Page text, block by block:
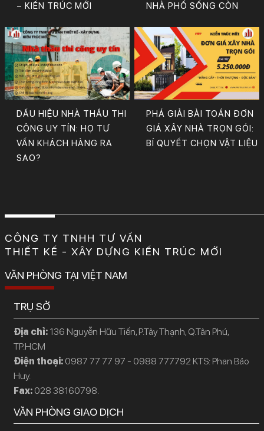
– KIẾN TRÚC MỚI
NHÀ PHỐ SỐNG CÒN
DẤU HIỆU NHÀ THẦU THI
CÔNG UY TÍN: HỌ TƯ
VẤN KHÁCH HÀNG RA
SAO?
PHÁ GIẢI BÀI TOÁN ĐƠN
GIÁ XÂY NHÀ TRỌN GÓI:
BÍ QUYẾT CHỌN VẬT LIỆU
CÔNG TY TNHH TƯ VẤN
THIẾT KẾ - XÂY DỰNG KIẾN TRÚC MỚI
VĂN PHÒNG TẠI VIỆT NAM
TRỤ SỞ
Địa chỉ: 136 Nguyễn Hữu Tiến, P.Tây Thạnh, Q.Tân Phú,
TP.HCM
Điện thoại: 0987 77 77 97 - 0988 777792 KTS: Phan Bảo
Huy.
Fax: 028 38160798.
VĂN PHÒNG GIAO DỊCH